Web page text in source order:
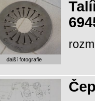
další fotografie